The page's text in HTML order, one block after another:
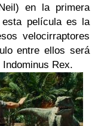
en la primera
película es la
velocirraptores
entre ellos será
Rex.